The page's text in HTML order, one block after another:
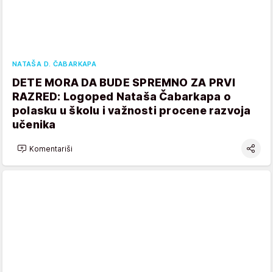
NATAŠA D. ČABARKAPA
DETE MORA DA BUDE SPREMNO ZA PRVI
RAZRED: Logoped Nataša Čabarkapa o
polasku u školu i važnosti procene razvoja
učenika
Komentariši